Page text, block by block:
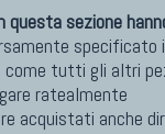
questa sezione
come tutti gli altri
ratealmente
acquistati anche